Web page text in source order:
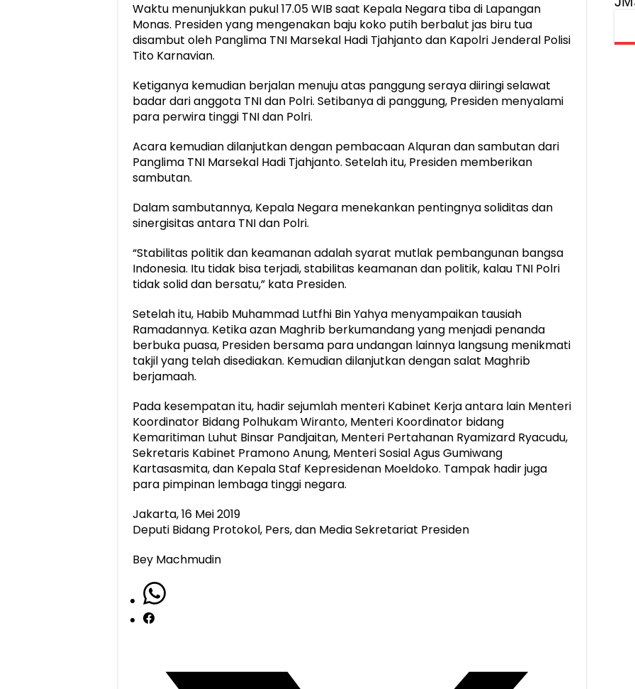
Waktu menunjukkan pukul 17.05 WIB saat Kepala Negara tiba di Lapangan
Monas. Presiden yang mengenakan baju koko putih berbalut jas biru tua
disambut oleh Panglima TNI Marsekal Hadi Tjahjanto dan Kapolri Jenderal Polisi
Tito Karnavian.
Ketiganya kemudian berjalan menuju atas panggung seraya diiringi selawat
badar dari anggota TNI dan Polri. Setibanya di panggung, Presiden menyalami
para perwira tinggi TNI dan Polri.
Acara kemudian dilanjutkan dengan pembacaan Alquran dan sambutan dari
Panglima TNI Marsekal Hadi Tjahjanto. Setelah itu, Presiden memberikan
sambutan.
Dalam sambutannya, Kepala Negara menekankan pentingnya soliditas dan
sinergisitas antara TNI dan Polri.
“Stabilitas politik dan keamanan adalah syarat mutlak pembangunan bangsa
Indonesia. Itu tidak bisa terjadi, stabilitas keamanan dan politik, kalau TNI Polri
tidak solid dan bersatu,” kata Presiden.
Setelah itu, Habib Muhammad Lutfhi Bin Yahya menyampaikan tausiah
Ramadannya. Ketika azan Maghrib berkumandang yang menjadi penanda
berbuka puasa, Presiden bersama para undangan lainnya langsung menikmati
takjil yang telah disediakan. Kemudian dilanjutkan dengan salat Maghrib
berjamaah.
Pada kesempatan itu, hadir sejumlah menteri Kabinet Kerja antara lain Menteri
Koordinator Bidang Polhukam Wiranto, Menteri Koordinator bidang
Kemaritiman Luhut Binsar Pandjaitan, Menteri Pertahanan Ryamizard Ryacudu,
Sekretaris Kabinet Pramono Anung, Menteri Sosial Agus Gumiwang
Kartasasmita, dan Kepala Staf Kepresidenan Moeldoko. Tampak hadir juga
para pimpinan lembaga tinggi negara.
Jakarta, 16 Mei 2019
Deputi Bidang Protokol, Pers, dan Media Sekretariat Presiden
Bey Machmudin